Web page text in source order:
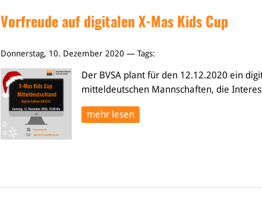
Vorfreude auf digitalen X-Mas Kids Cup
Donnerstag, 10. Dezember 2020 — Tags:
Der BVSA plant für den 12.12.2020 ein
mitteldeutschen Mannschaften, die
mehr lesen